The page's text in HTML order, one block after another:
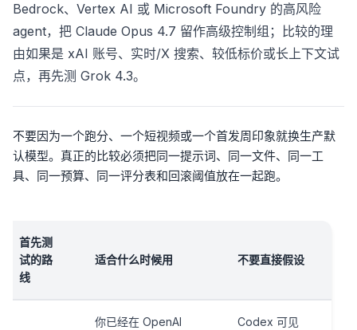
Bedrock、Vertex AI 或 Microsoft Foundry 的高风险
agent，把 Claude Opus 4.7 留作高级控制组；比较的理
由如果是 xAI 账号、实时/X 搜索、较低标价或长上下文试
点，再先测 Grok 4.3。
不要因为一个跑分、一个短视频或一个首发周印象就换生产默
认模型。真正的比较必须把同一提示词、同一文件、同一工
具、同一预算、同一评分表和回滚阈值放在一起跑。
首先测
试的路
线
适合什么时候用 不要直接假设
你已经在 OpenAI
Codex 可见